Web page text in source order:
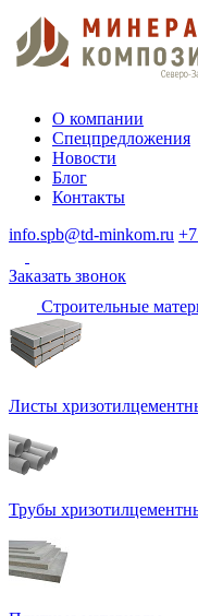
О компании
Спецпредложения
Новости
Блог
Контакты
info.spb@td-minkom.ru
Заказать звонок
Строительные
Листы
Трубы